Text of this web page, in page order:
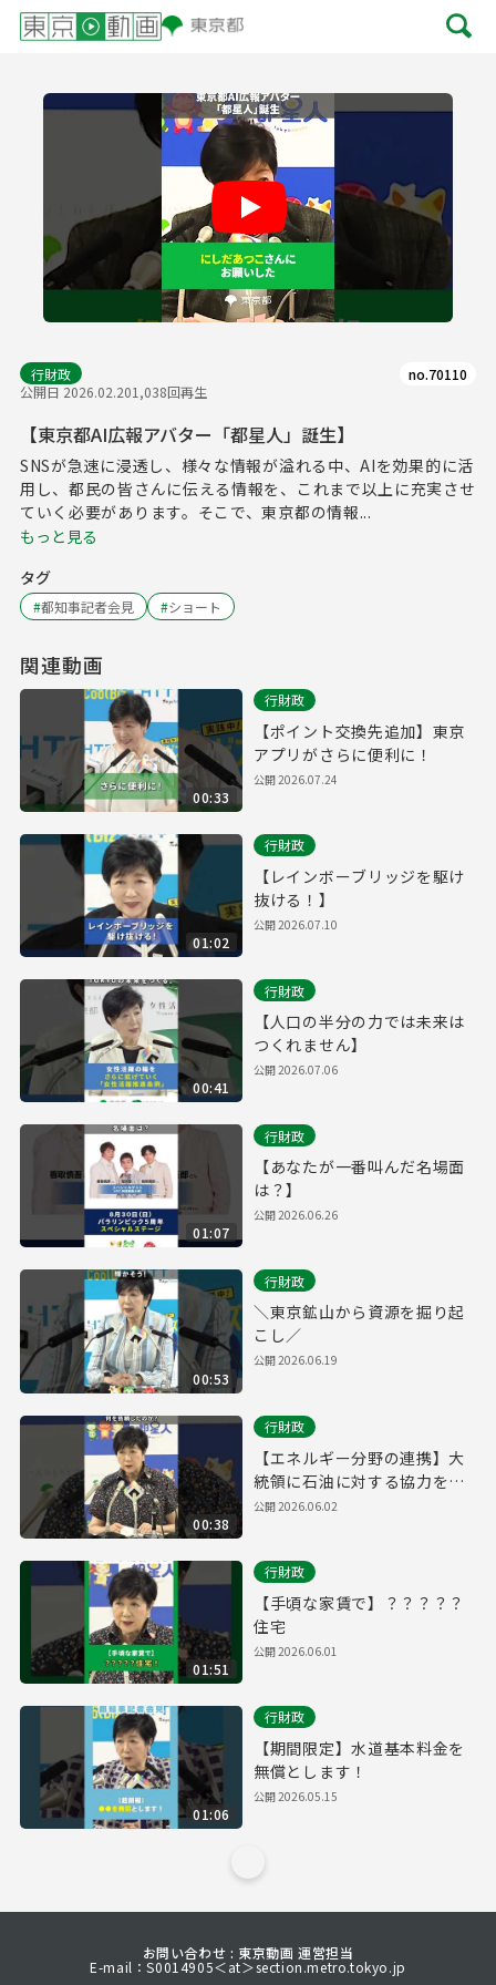
Play
行財政
公開日 2026.02.201,038回再生
no.70110
【東京都AI広報アバター「都星人」誕生】
SNSが急速に浸透し、様々な情報が溢れる中、AIを効果的に活
用し、都民の皆さんに伝える情報を、これまで以上に充実させ
ていく必要があります。そこで、東京都の情報...
もっと見る
タグ
#都知事記者会見 #ショート
関連動画
00:33
行財政
【ポイント交換先追加】東京
アプリがさらに便利に！
公開2026.07.24
01:02
行財政
【レインボーブリッジを駆け
抜ける！】
公開2026.07.10
00:41
行財政
【人口の半分の力では未来は
つくれません】
公開2026.07.06
01:07
行財政
【あなたが一番叫んだ名場面
は？】
公開2026.06.26
00:53
行財政
＼東京鉱山から資源を掘り起
こし／
公開2026.06.19
00:38
行財政
【エネルギー分野の連携】大
統領に石油に対する協力を依
頼
公開2026.06.02
01:51
行財政
【手頃な家賃で】？？？？？
住宅
公開2026.06.01
01:06
行財政
【期間限定】水道基本料金を
無償とします！
公開2026.05.15
お問い合わせ : 東京動画 運営担当
E-mail：S0014905＜at＞section.metro.tokyo.jp